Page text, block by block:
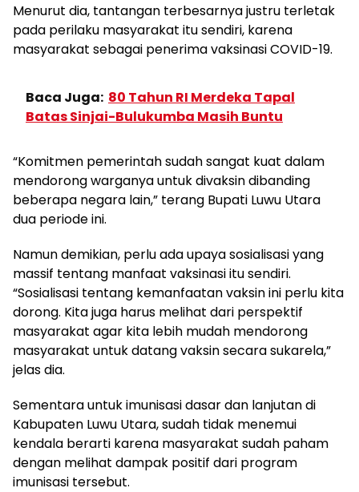
Menurut dia, tantangan terbesarnya justru terletak
pada perilaku masyarakat itu sendiri, karena
masyarakat sebagai penerima vaksinasi COVID-19.
Baca Juga: 80 Tahun RI Merdeka Tapal
Batas Sinjai-Bulukumba Masih Buntu
“Komitmen pemerintah sudah sangat kuat dalam
mendorong warganya untuk divaksin dibanding
beberapa negara lain,” terang Bupati Luwu Utara
dua periode ini.
Namun demikian, perlu ada upaya sosialisasi yang
massif tentang manfaat vaksinasi itu sendiri.
“Sosialisasi tentang kemanfaatan vaksin ini perlu kita
dorong. Kita juga harus melihat dari perspektif
masyarakat agar kita lebih mudah mendorong
masyarakat untuk datang vaksin secara sukarela,”
jelas dia.
Sementara untuk imunisasi dasar dan lanjutan di
Kabupaten Luwu Utara, sudah tidak menemui
kendala berarti karena masyarakat sudah paham
dengan melihat dampak positif dari program
imunisasi tersebut.